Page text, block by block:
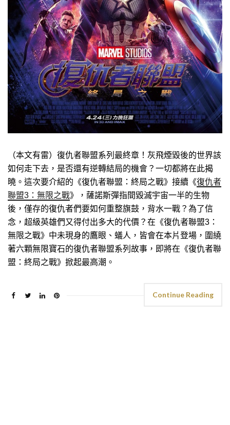
（本文有雷）復仇者聯盟系列最終章！灰飛煙毀後的世界該
如何走下去，是否還有逆轉結局的機會？一切都將在此揭
曉。這次要介紹的《復仇者聯盟：終局之戰》接續《復仇者
聯盟3：無限之戰》，薩諾斯彈指間毀滅宇宙一半的生物
後，僅存的復仇者們要如何重整旗鼓，背水一戰？為了信
念，超級英雄們又得付出多大的代價？在《復仇者聯盟3：
無限之戰》中未現身的鷹眼、蟻人，皆會在本片登場，圍繞
著六顆無限寶石的復仇者聯盟系列故事，即將在《復仇者聯
盟：終局之戰》掀起最高潮。
Continue Reading